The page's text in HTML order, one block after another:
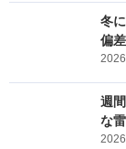
冬
偏
週
な